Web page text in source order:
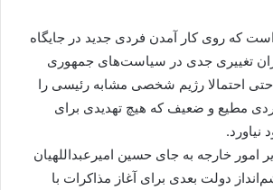
که روی کار آمدن فردی جدید در جایگاه
تغییری جدی در سیاست‌های جمهوری
حتی احتمالا رژیم شخصی مشابه رئیسی را
مطیع و ضعیف که هیچ تهدیدی برای
امور خارجه به جای حسین امیرعبداللهیان
دولت بعدی برای آغاز مذاکرات با